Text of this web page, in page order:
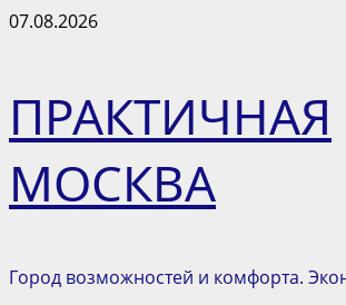
Перейти
07.08.2026
ПРАКТИЧНАЯ
МОСКВА
Город возможностей и комфорта.